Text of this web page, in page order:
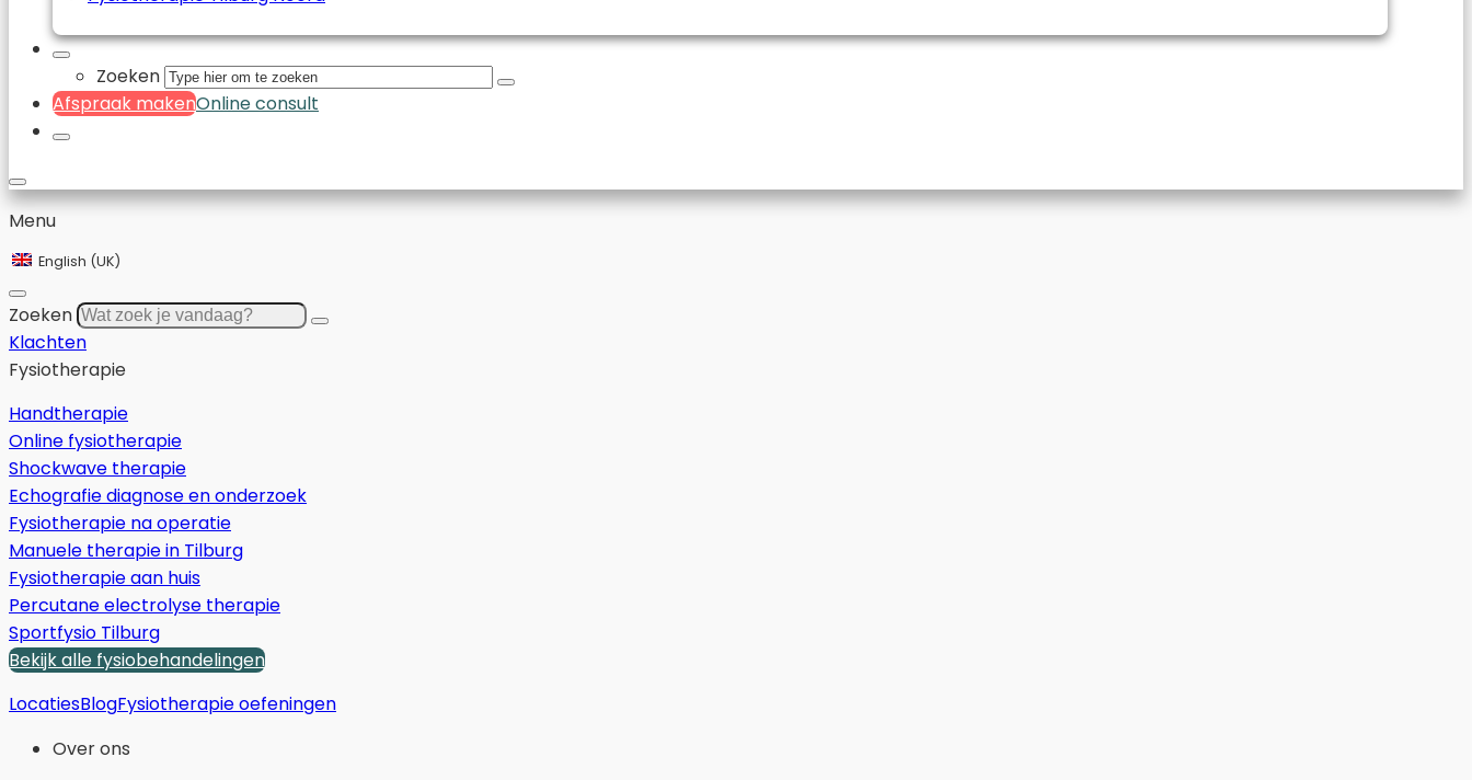
Zoeken
Afspraak makenOnline consult
Menu
English (UK)
Zoeken
Klachten
Fysiotherapie
Handtherapie
Online fysiotherapie
Shockwave therapie
Echografie diagnose en onderzoek
Fysiotherapie na operatie
Manuele therapie in Tilburg
Fysiotherapie aan huis
Percutane electrolyse therapie
Sportfysio Tilburg
Bekijk alle fysiobehandelingen
LocatiesBlogFysiotherapie oefeningen
Over ons